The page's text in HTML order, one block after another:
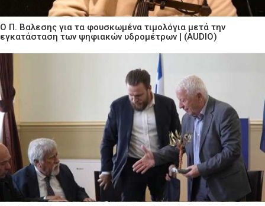
Ο Π. Βαλεσης για τα φουσκωμένα τιμολόγια μετά την
εγκατάσταση των ψηφιακών υδρομέτρων | (AUDIO)